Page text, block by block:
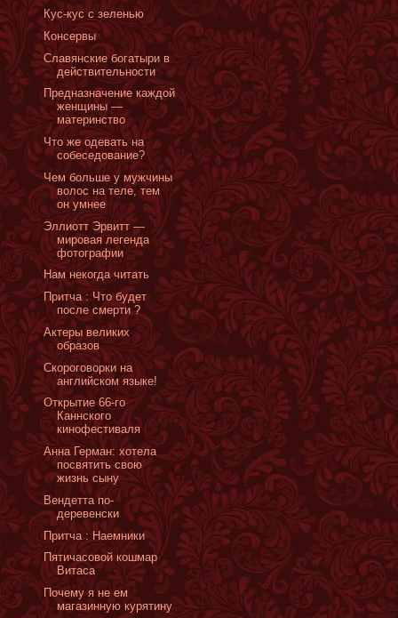
Кус-кус с зеленью
Консервы
Славянские богатыри в
действительности
Предназначение каждой
женщины —
материнство
Что же одевать на
собеседование?
Чем больше у мужчины
волос на теле, тем
он умнее
Эллиотт Эрвитт —
мировая легенда
фотографии
Нам некогда читать
Притча : Что будет
после смерти ?
Актеры великих
образов
Скороговорки на
английском языке!
Открытие 66-го
Каннского
кинофестиваля
Анна Герман: хотела
посвятить свою
жизнь сыну
Вендетта по-
деревенски
Притча : Наемники
Пятичасовой кошмар
Витаса
Почему я не ем
магазинную курятину